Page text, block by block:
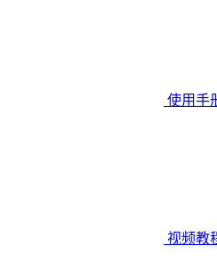
使用手
视频教